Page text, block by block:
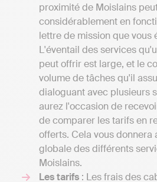
proximité de Moislains
considérablement en
lettre de mission que vous
L'éventail des services
peut offrir est large, et le
volume de tâches qu'il
dialoguant avec plusieurs
aurez l'occasion de
de comparer les tarifs en
offerts. Cela vous donnera
globale des différents
Moislains.
Les tarifs : Les frais des